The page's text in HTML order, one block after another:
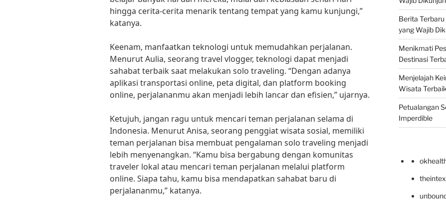
hingga cerita-cerita menarik tentang tempat yang kamu kunjungi,”
katanya.
Keenam, manfaatkan teknologi untuk memudahkan perjalanan.
Menurut Aulia, seorang travel vlogger, teknologi dapat menjadi
sahabat terbaik saat melakukan solo traveling. “Dengan adanya
aplikasi transportasi online, peta digital, dan platform booking
online, perjalananmu akan menjadi lebih lancar dan efisien,” ujarnya.
Ketujuh, jangan ragu untuk mencari teman perjalanan selama di
Indonesia. Menurut Anisa, seorang penggiat wisata sosial, memiliki
teman perjalanan bisa membuat pengalaman solo traveling menjadi
lebih menyenangkan. “Kamu bisa bergabung dengan komunitas
traveler lokal atau mencari teman perjalanan melalui platform
online. Siapa tahu, kamu bisa mendapatkan sahabat baru di
perjalananmu,” katanya.
Berita
yang Wajib
Menikmati
Destinasi
Menjelajah
Wisata Terbaik
Petualangan
Imperdible